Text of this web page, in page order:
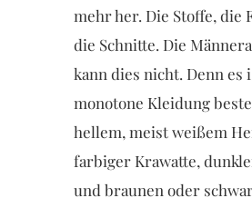
mehr her. Die Stoffe, die
die Schnitte. Die
kann dies nicht. Denn es
monotone Kleidung
hellem, meist weißem
farbiger Krawatte,
und braunen oder